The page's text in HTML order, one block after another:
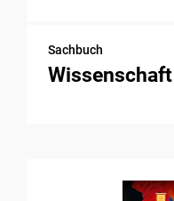
Sachbuch